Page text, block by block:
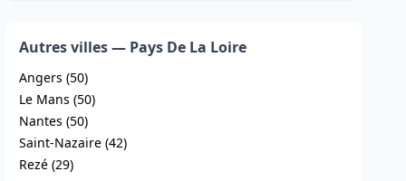
Autres villes — Pays De La Loire
Angers (50)
Le Mans (50)
Nantes (50)
Saint-Nazaire (42)
Rezé (29)